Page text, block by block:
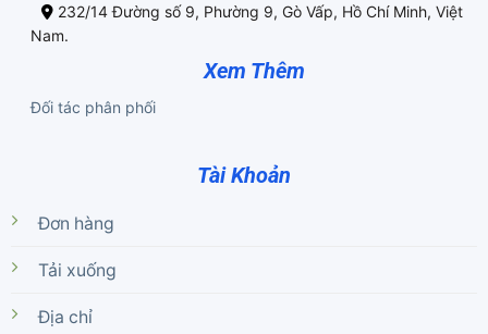
232/14 Đường số 9, Phường 9, Gò Vấp, Hồ Chí Minh, Việt
Nam.
Xem Thêm
Đối tác phân phối
Tài Khoản
Đơn hàng
Tải xuống
Địa chỉ